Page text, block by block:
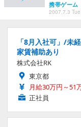
携帯ゲーム
2007.7.3
「8月入社可」/未
家賃補助あり
株式会社RK
東京都
月給30万円～51
正社員